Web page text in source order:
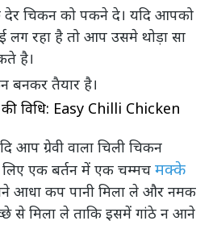
लग रहा है तो आप उसमे थोड़ा सा
है।
बनकर तैयार है।
की विधि: Easy Chilli Chicken
एक बर्तन में एक चम्मच मक्के
आधा कप पानी मिला ले और नमक
से मिला ले ताकि इसमें गांठे न आने